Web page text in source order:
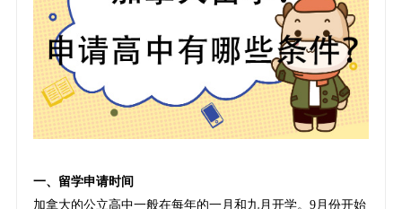
一、留学申请时间
加拿大的公立高中一般在每年的一月和九月开学。9月份开始